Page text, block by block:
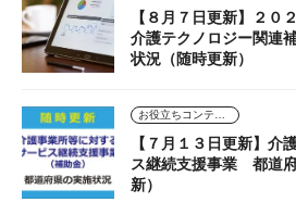
【８月７日更新】２
介護テクノロジー関連
状況（随時更新）
【７月１３日更新】介
ス継続支援事業 都道
新）